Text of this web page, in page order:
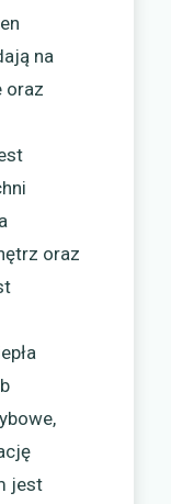
na
oraz
oraz
jest